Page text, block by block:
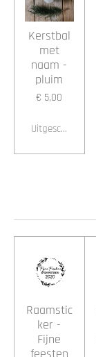
Kerstbal
met
naam -
pluim
€ 5,00
Uitgeschakeld
Raamstic
ker -
Fijne